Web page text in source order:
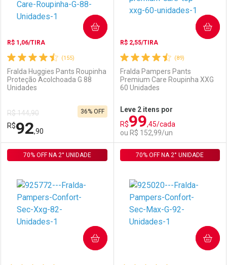
Comprar sem Desconto
Por R$ 155,99/cada
Comprar sem Desconto
Por R$ 155,99/cada
Comprar sem Desconto
Por R$ 106,61/cada
Comprar sem Desconto
Por R$ 106,61/cada
(155)
R$ 1,06/TIRA
Fralda Huggies Pants Roupinha
Proteção Acolchoada G 88
Unidades
R$ 144,90
R$92,90
36% OFF
COMPRAR
FECHAR
Laboratório
FECHAR
Por Menos
(89)
R$ 2,55/TIRA
Fralda Pampers Pants
Premium Care Roupinha XXG
60 Unidades
Leve 2 itens por
R$99,45/cada
ou R$ 152,99/un
COMPRAR
Laboratório
Por Menos
70% OFF NA 2° UNIDADE
COMPRAR
70% OFF NA 2° UNIDADE
COMPRAR